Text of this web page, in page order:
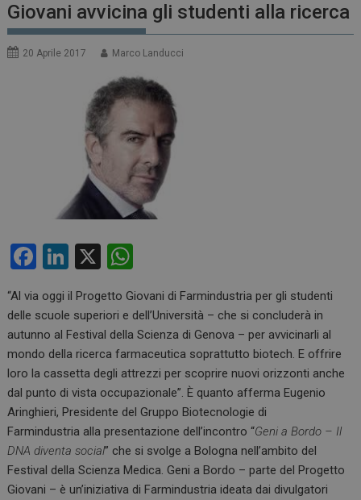
Giovani avvicina gli studenti alla ricerca
20 Aprile 2017 Marco Landucci
F
ce
b
o
o
k
Li
ke
dI
n
X
at
s
A
p
p
“Al via oggi il Progetto Giovani di Farmindustria per gli studenti
delle scuole superiori e dell’Università – che si concluderà in
autunno al Festival della Scienza di Genova – per avvicinarli al
mondo della ricerca farmaceutica soprattutto biotech. E offrire
loro la cassetta degli attrezzi per scoprire nuovi orizzonti anche
dal punto di vista occupazionale”. È quanto afferma Eugenio
Aringhieri, Presidente del Gruppo Biotecnologie di
Farmindustria alla presentazione dell’incontro “Geni a Bordo – Il
DNA diventa social” che si svolge a Bologna nell’ambito del
Festival della Scienza Medica. Geni a Bordo – parte del Progetto
Giovani – è un’iniziativa di Farmindustria ideata dai divulgatori